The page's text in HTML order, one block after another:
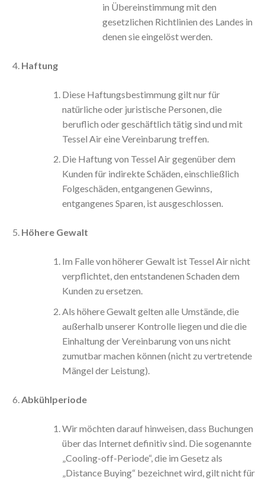
in Übereinstimmung mit den
gesetzlichen Richtlinien des Landes in
denen sie eingelöst werden.
Haftung
Diese Haftungsbestimmung gilt nur für
natürliche oder juristische Personen, die
beruflich oder geschäftlich tätig sind und mit
Tessel Air eine Vereinbarung treffen.
Die Haftung von Tessel Air gegenüber dem
Kunden für indirekte Schäden, einschließlich
Folgeschäden, entgangenen Gewinns,
entgangenes Sparen, ist ausgeschlossen.
Höhere Gewalt
Im Falle von höherer Gewalt ist Tessel Air nicht
verpflichtet, den entstandenen Schaden dem
Kunden zu ersetzen.
Als höhere Gewalt gelten alle Umstände, die
außerhalb unserer Kontrolle liegen und die die
Einhaltung der Vereinbarung von uns nicht
zumutbar machen können (nicht zu vertretende
Mängel der Leistung).
Abkühlperiode
Wir möchten darauf hinweisen, dass Buchungen
über das Internet definitiv sind. Die sogenannte
„Cooling-off-Periode“, die im Gesetz als
„Distance Buying“ bezeichnet wird, gilt nicht für